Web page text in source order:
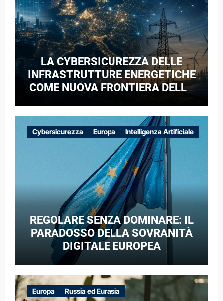
LA CYBERSICUREZZA DELLE
INFRASTRUTTURE ENERGETICHE
COME NUOVA FRONTIERA DELLA
CASO DELLE RETI ELETTRICHE
EUROPEE NEL CONTESTO DELLA
GUERRA IBRIDA
Cybersicurezza Europa Intelligenza Artificiale
REGOLARE SENZA DOMINARE: IL
PARADOSSO DELLA SOVRANITÀ
DIGITALE EUROPEA
Europa Russia ed Eurasia